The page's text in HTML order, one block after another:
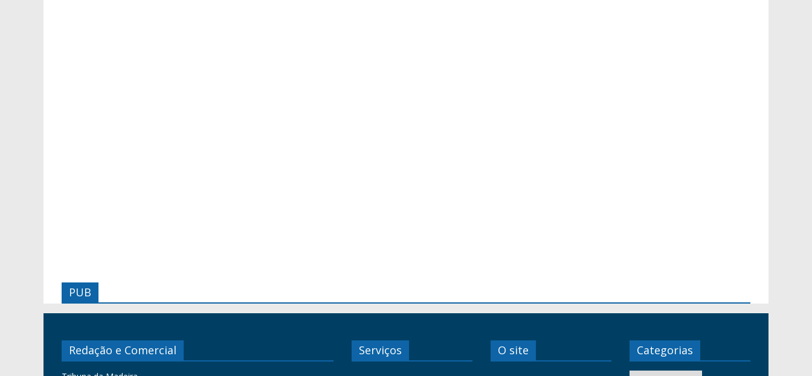
PUB
Redação e Comercial Serviços O site Categorias